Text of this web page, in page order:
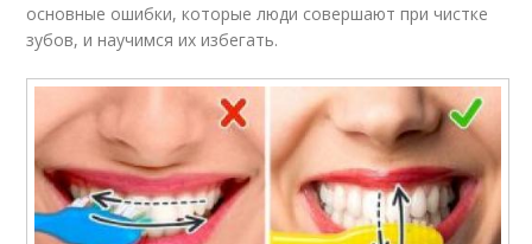
основные ошибки, которые люди совершают при чистке
зубов, и научимся их избегать.